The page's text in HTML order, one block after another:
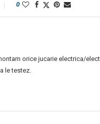
0
orice jucarie electrica/
le testez.